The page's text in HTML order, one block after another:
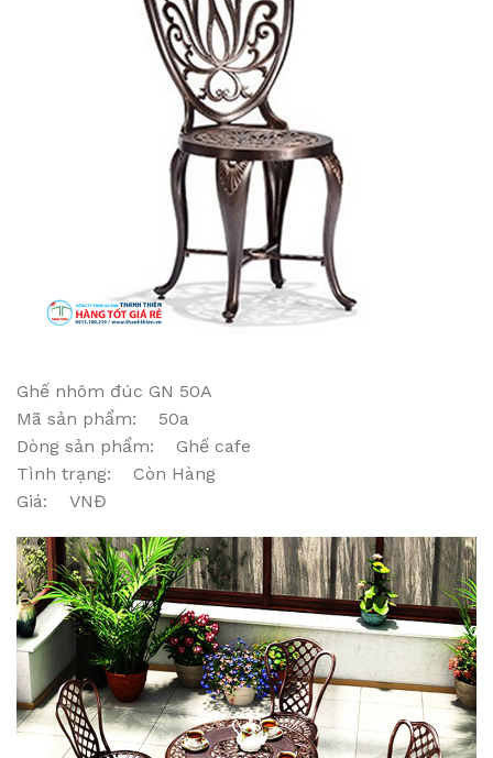
Ghế nhôm đúc GN 50A
Mã sản phẩm: 50a
Dòng sản phẩm: Ghế cafe
Tình trạng: Còn Hàng
Giá: VNĐ